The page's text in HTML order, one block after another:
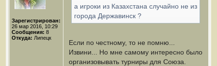
Зарегистрирован:
26 мар 2016, 10:29
Сообщения: 8
Откуда: Липецк
а игроки из Казахстана случайно не из
города Державинск ?
Если по честному, то не помню...
Извини... Но мне самому интересно было
организовывать турниры для Союза.